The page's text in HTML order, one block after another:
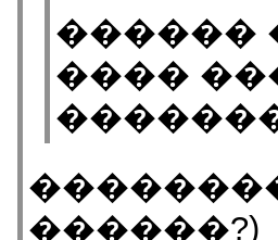
������
����
������?)